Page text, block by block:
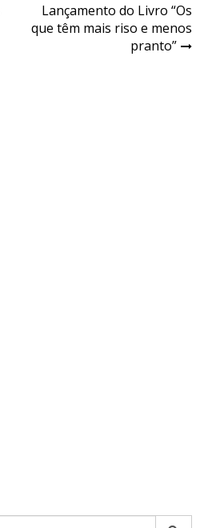
Lançamento do Livro “Os
que têm mais riso e menos
pranto”